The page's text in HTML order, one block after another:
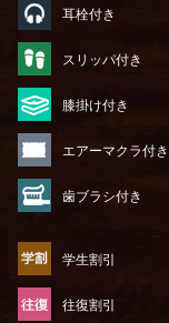
耳栓付き
スリッパ付き
膝掛け付き
エアーマクラ付き
歯ブラシ付き
学生割引
往復割引